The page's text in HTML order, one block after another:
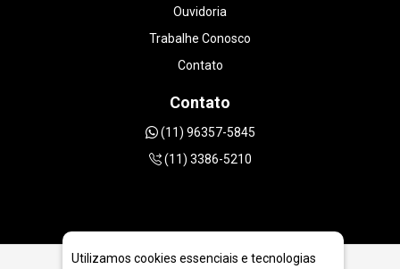
Ouvidoria
Trabalhe Conosco
Contato
Contato
(11) 96357-5845
(11) 3386-5210
Utilizamos cookies essenciais e tecnologias